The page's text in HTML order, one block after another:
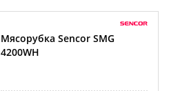
Мясорубка Sencor SMG
4200WH